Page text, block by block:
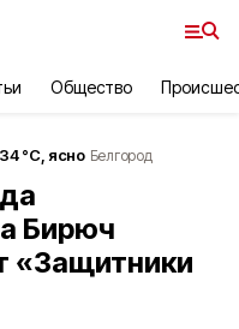
Общество
34°С, ясно Белгород
Бирюч
«Защитники